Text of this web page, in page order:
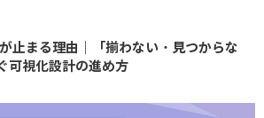
止まる理由｜「揃わない・見つからな
可視化設計の進め方